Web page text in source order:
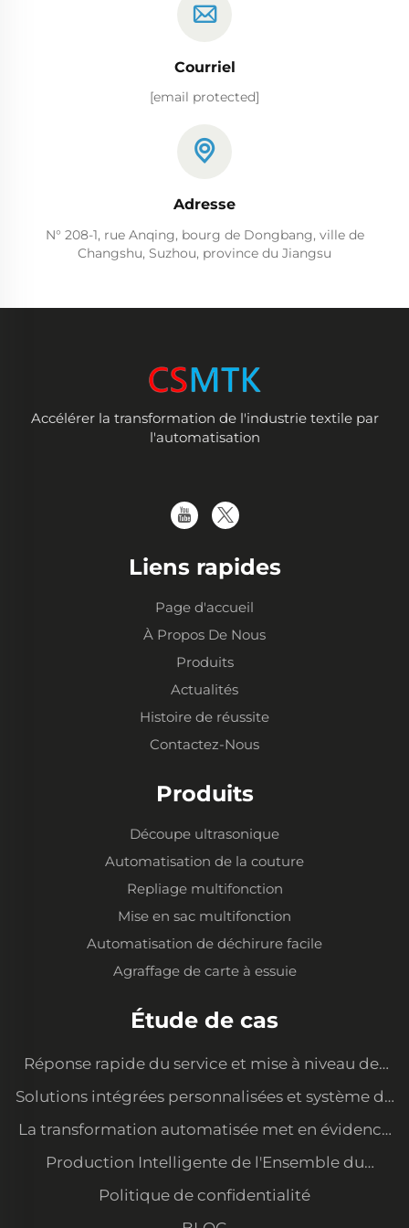
Courriel
[email protected]
Adresse
N° 208-1, rue Anqing, bourg de Dongbang, ville de
Changshu, Suzhou, province du Jiangsu
Accélérer la transformation de l'industrie textile par
l'automatisation
Liens rapides
Page d'accueil
À Propos De Nous
Produits
Actualités
Histoire de réussite
Contactez-Nous
Produits
Découpe ultrasonique
Automatisation de la couture
Repliage multifonction
Mise en sac multifonction
Automatisation de déchirure facile
Agraffage de carte à essuie
Étude de cas
Réponse rapide du service et mise à niveau des
équipements pour satisfaire les nouvelles
demandes
Solutions intégrées personnalisées et système de
gestion des données
La transformation automatisée met en évidence
notre avantage en matière de coûts et sécurise
les commandes des grands clients
Production Intelligente de l'Ensemble du
Processus — Atelier Organisé et Soigné avec une
Politique de confidentialité